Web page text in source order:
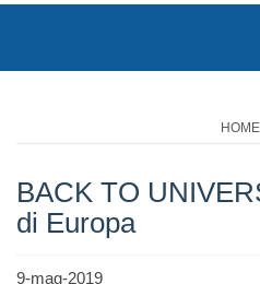
HOME
BACK TO
di Europa
9-mag-2019